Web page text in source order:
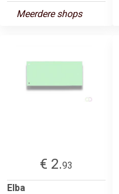
Meerdere shops
€ 2.93
Elba